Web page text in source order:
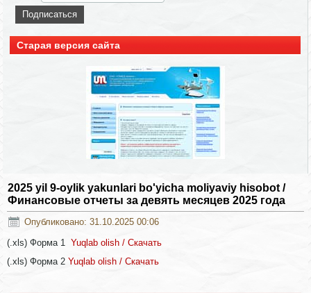
Старая версия сайта
2025 yil 9-oylik yakunlari bo'yicha moliyaviy hisobot /
Финансовые отчеты за девять месяцев 2025 года
Опубликовано: 31.10.2025 00:06
(.xls) Форма 1 Yuqlab olish / Скачать
(.xls) Форма 2Yuqlab olish / Скачать